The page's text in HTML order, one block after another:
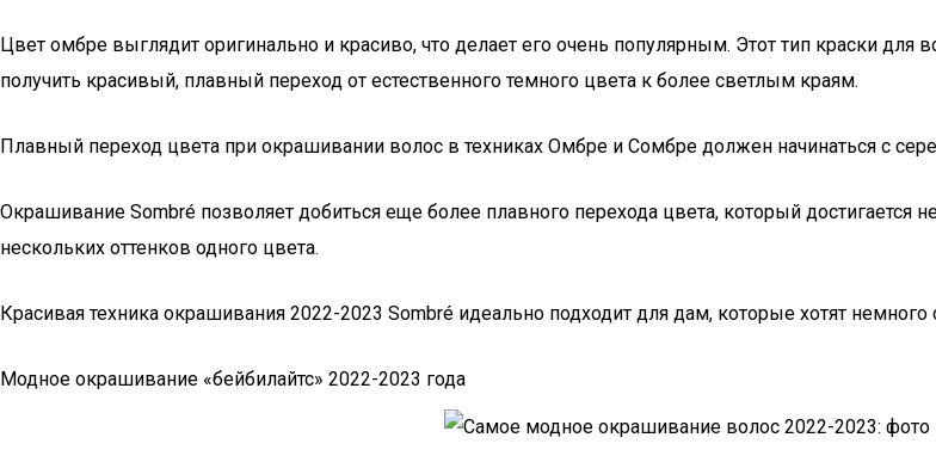
Цвет омбре выглядит оригинально и красиво, что делает его очень популярным. Этот тип краски для
получить красивый, плавный переход от естественного темного цвета к более светлым краям.
Плавный переход цвета при окрашивании волос в техниках Омбре и Сомбре должен начинаться с
Окрашивание Sombré позволяет добиться еще более плавного перехода цвета, который достигается
нескольких оттенков одного цвета.
Красивая техника окрашивания 2022-2023 Sombré идеально подходит для дам, которые хотят
Модное окрашивание «бейбилайтс» 2022-2023 года